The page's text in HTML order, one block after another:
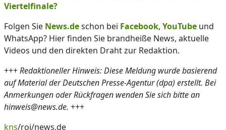
Viertelfinale?
Folgen Sie News.deschon bei Facebook, YouTube und
WhatsApp? Hier finden Sie brandheiße News, aktuelle
Videos und den direkten Draht zur Redaktion.
+++Redaktioneller Hinweis: Diese Meldung wurde basierend
auf Material der Deutschen Presse-Agentur (dpa) erstellt. Bei
Anmerkungen oder Rückfragen wenden Sie sich bitte an
hinweis@news.de. +++
kns/roj/news.de